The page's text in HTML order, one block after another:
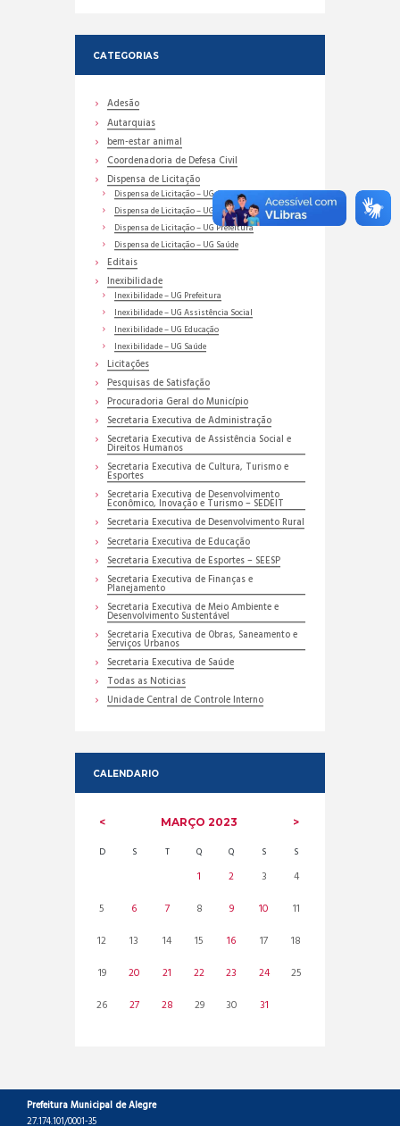
CATEGORIAS
Adesão
Autarquias
bem-estar animal
Coordenadoria de Defesa Civil
Dispensa de Licitação
Dispensa de Licitação – UG Assistência Social
Dispensa de Licitação – UG Educação
Dispensa de Licitação – UG Prefeitura
Dispensa de Licitação – UG Saúde
Editais
Inexibilidade
Inexibilidade – UG Prefeitura
Inexibilidade – UG Assistência Social
Inexibilidade – UG Educação
Inexibilidade – UG Saúde
Licitações
Pesquisas de Satisfação
Procuradoria Geral do Município
Secretaria Executiva de Administração
Secretaria Executiva de Assistência Social e
Direitos Humanos
Secretaria Executiva de Cultura, Turismo e
Esportes
Secretaria Executiva de Desenvolvimento
Econômico, Inovação e Turismo – SEDEIT
Secretaria Executiva de Desenvolvimento Rural
Secretaria Executiva de Educação
Secretaria Executiva de Esportes – SEESP
Secretaria Executiva de Finanças e
Planejamento
Secretaria Executiva de Meio Ambiente e
Desenvolvimento Sustentável
Secretaria Executiva de Obras, Saneamento e
Serviços Urbanos
Secretaria Executiva de Saúde
Todas as Noticias
Unidade Central de Controle Interno
CALENDARIO
MARÇO 2023
D S T Q Q S S
1 2 3
4
5
6 7 8 9 10
11
12
13 14 15 16 17
18
19
20 21 22 23 24
25
26
27 28 29 30 31
Prefeitura Municipal de Alegre
27.174.101/0001-35